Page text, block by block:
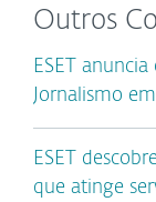
Outros
ESET
Jornalismo
ESET
que atinge